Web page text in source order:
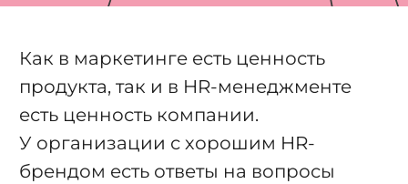
Как в маркетинге есть ценность
продукта, так и в HR-менеджменте
есть ценность компании.
У организации с хорошим HR-
брендом есть ответы на вопросы